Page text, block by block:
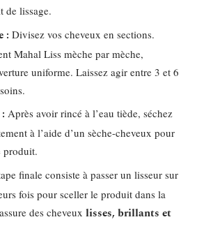
de lissage.
: Divisez vos cheveux en sections.
Mahal Liss mèche par mèche,
uniforme. Laissez agir entre 3 et 6
Après avoir rincé à l’eau tiède, séchez
à l’aide d’un sèche-cheveux pour
produit.
finale consiste à passer un lisseur sur
fois pour sceller le produit dans la
des cheveux lisses, brillants et